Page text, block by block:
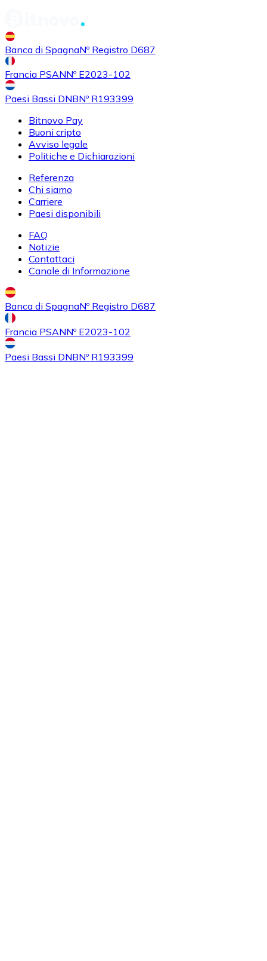
Acquistare
SHIB
AcquistareUniswap
UNI
Acquistare
ETC
Banca di SpagnaNº Registro D687
Francia PSANNº E2023-102
Paesi Bassi DNBNº R193399
Bitnovo Pay
Buoni cripto
Avviso legale
Politiche e Dichiarazioni
Referenza
Chi siamo
Carriere
Paesi disponibili
FAQ
Notizie
Contattaci
Canale di Informazione
Banca di SpagnaNº Registro D687
Francia PSANNº E2023-102
Paesi Bassi DNBNº R193399